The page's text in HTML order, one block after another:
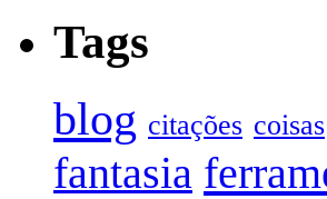
Tags
blog citações coisas
fantasia